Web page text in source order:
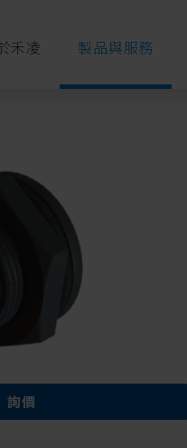
禾凌 製品與服務
詢價